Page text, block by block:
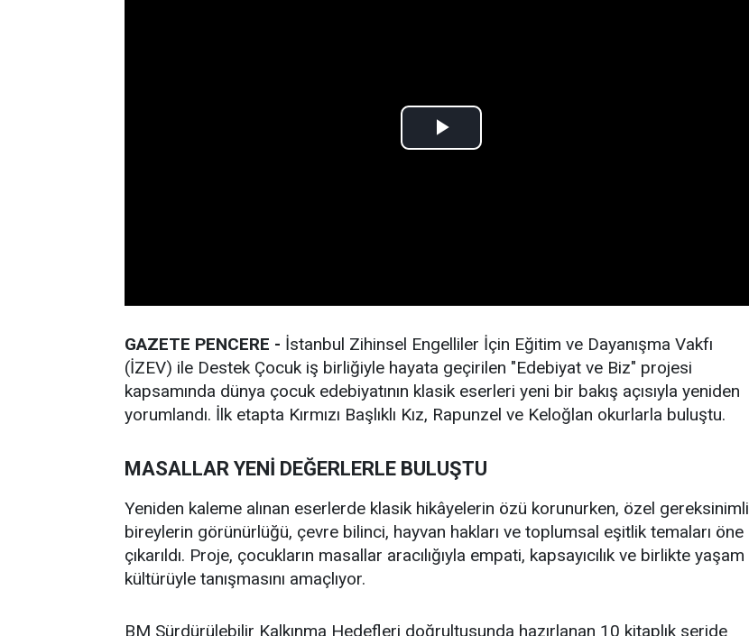
GAZETE PENCERE - İstanbul Zihinsel Engelliler İçin Eğitim ve Dayanışma Vakfı
(İZEV) ile Destek Çocuk iş birliğiyle hayata geçirilen "Edebiyat ve Biz" projesi
kapsamında dünya çocuk edebiyatının klasik eserleri yeni bir bakış açısıyla yeniden
yorumlandı. İlk etapta Kırmızı Başlıklı Kız, Rapunzel ve Keloğlan okurlarla buluştu.
MASALLAR YENİ DEĞERLERLE BULUŞTU
Yeniden kaleme alınan eserlerde klasik hikâyelerin özü korunurken, özel gereksinimli
bireylerin görünürlüğü, çevre bilinci, hayvan hakları ve toplumsal eşitlik temaları öne
çıkarıldı. Proje, çocukların masallar aracılığıyla empati, kapsayıcılık ve birlikte yaşam
kültürüyle tanışmasını amaçlıyor.
BM Sürdürülebilir Kalkınma Hedefleri doğrultusunda hazırlanan 10 kitaplık seride